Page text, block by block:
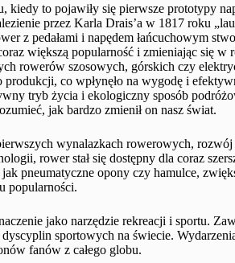
to pojawiły się pierwsze prototypy
przez Karla Drais’a w 1817 roku
z pedałami i napędem łańcuchowym
większą popularność i zmieniając się
rowerów szosowych, górskich czy
produkcji, co wpłynęło na wygodę i
tryb życia i ekologiczny sposób
jak bardzo zmienił on nasz świat.
wynalazkach rowerowych,
rower stał się dostępny dla coraz
pneumatyczne opony czy hamulce,
popularności.
jako narzędzie rekreacji i sportu.
sportowych na świecie.
fanów z całego globu.